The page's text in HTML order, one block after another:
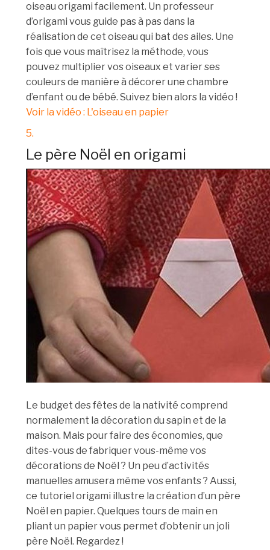
oiseau origami facilement. Un professeur
d’origami vous guide pas à pas dans la
réalisation de cet oiseau qui bat des ailes. Une
fois que vous maîtrisez la méthode, vous
pouvez multiplier vos oiseaux et varier ses
couleurs de manière à décorer une chambre
d’enfant ou de bébé. Suivez bien alors la vidéo !
Voir la vidéo : L'oiseau en papier
5.
Le père Noël en origami
Le budget des fêtes de la nativité comprend
normalement la décoration du sapin et de la
maison. Mais pour faire des économies, que
dites-vous de fabriquer vous-même vos
décorations de Noël ? Un peu d’activités
manuelles amusera même vos enfants ? Aussi,
ce tutoriel origami illustre la création d’un père
Noël en papier. Quelques tours de main en
pliant un papier vous permet d’obtenir un joli
père Noël. Regardez !